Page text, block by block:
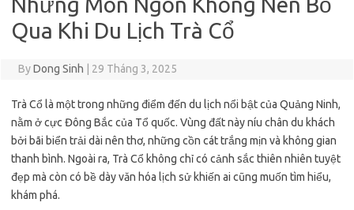
Qua Khi Du Lịch Trà Cổ
ByDong Sinh 29 Tháng 3, 2025
Trà Cổ là một trong những điểm đến du lịch nổi bật của Quảng Ninh,
nằm ở cực Đông Bắc của Tổ quốc. Vùng đất này níu chân du khách
bởi bãi biển trải dài nên thơ, những cồn cát trắng mịn và không gian
thanh bình. Ngoài ra, Trà Cổ không chỉ có cảnh sắc thiên nhiên tuyệt
đẹp mà còn có bề dày văn hóa lịch sử khiến ai cũng muốn tìm hiểu,
khám phá.